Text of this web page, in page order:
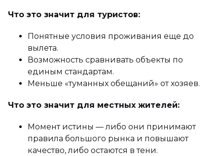
Что это значит для туристов:
Понятные условия проживания еще до
вылета.
Возможность сравнивать объекты по
единым стандартам.
Меньше «туманных обещаний» от хозяев.
Что это значит для местных жителей:
Момент истины — либо они принимают
правила большого рынка и повышают
качество, либо остаются в тени.